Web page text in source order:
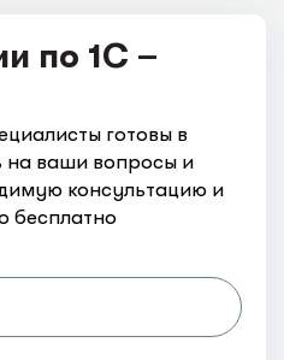
по 1С –
готовы в
на ваши вопросы и
консультацию и
бесплатно